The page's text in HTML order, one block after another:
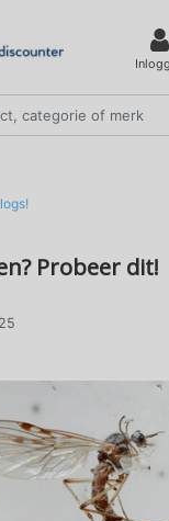
Probeer dit!